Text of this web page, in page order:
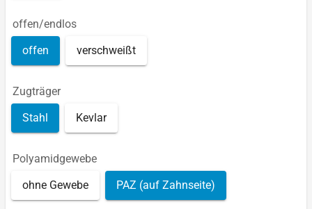
offen/endlos
offen verschweißt
Zugträger
Stahl Kevlar
Polyamidgewebe
ohne Gewebe PAZ (auf Zahnseite)